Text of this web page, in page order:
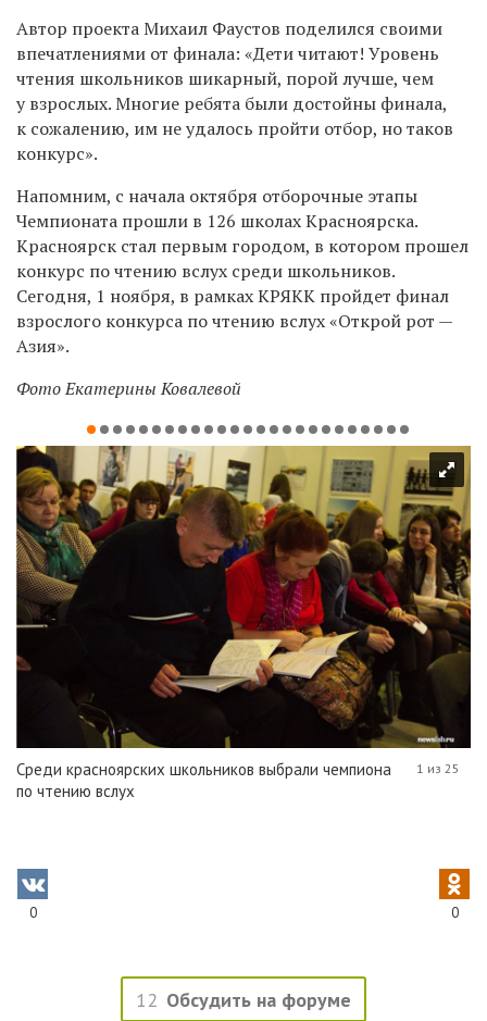
Автор проекта Михаил Фаустов поделился своими
впечатлениями от финала: «Дети читают! Уровень
чтения школьников шикарный, порой лучше, чем
у взрослых. Многие ребята были достойны финала,
к сожалению, им не удалось пройти отбор, но таков
конкурс».
Напомним, с начала октября отборочные этапы
Чемпионата прошли в 126 школах Красноярска.
Красноярск стал первым городом, в котором прошел
конкурс по чтению вслух среди школьников.
Сегодня, 1 ноября, в рамках КРЯКК пройдет финал
взрослого конкурса по чтению вслух «Открой рот —
Азия».
Фото Екатерины Ковалевой
Среди красноярских школьников выбрали чемпиона
по чтению вслух
1 из 25
0 0
12 Обсудить на форуме